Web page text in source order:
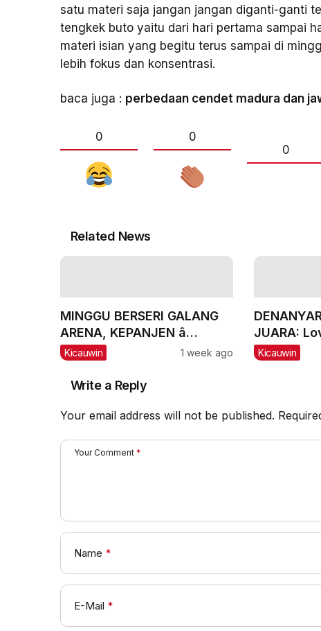
satu materi saja jangan jangan diganti-ganti
tengkek buto yaitu dari hari pertama sampai
materi isian yang begitu terus sampai di
lebih fokus dan konsentrasi.
baca juga : perbedaan cendet madura dan
0
0
0
Related News
MINGGU BERSERI GALANG
ARENA, KEPANJEN â
MALANG, #2: CH Lexus dan
Messi Naik Peringkat
Kicauwin 1 week ago
JUARA:
Incar Piala
Kicauwin
Write a Reply
Your email address will not be published.
Your Comment *
Name *
E-Mail *